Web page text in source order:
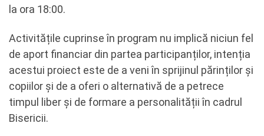
la ora 18:00.
Activitățile cuprinse în program nu implică niciun fel
de aport financiar din partea participanților, intenția
acestui proiect este de a veni în sprijinul părinților și
copiilor și de a oferi o alternativă de a petrece
timpul liber și de formare a personalității în cadrul
Bisericii.